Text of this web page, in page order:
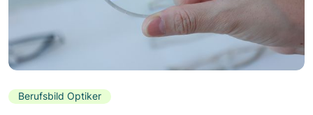
Berufsbild Optiker